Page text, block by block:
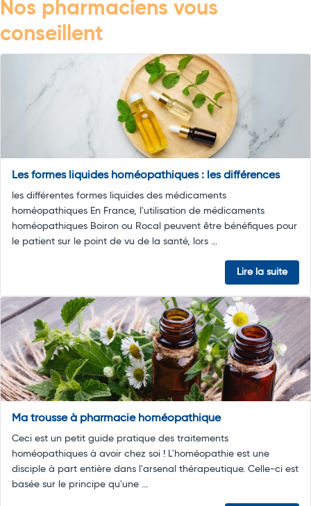
Nos pharmaciens vous
conseillent
Les formes liquides homéopathiques : les différences
les différentes formes liquides des médicaments
homéopathiques En France, l'utilisation de médicaments
homéopathiques Boiron ou Rocal peuvent être bénéfiques pour
le patient sur le point de vu de la santé, lors ...
Lire la suite
Ma trousse à pharmacie homéopathique
Ceci est un petit guide pratique des traitements
homéopathiques à avoir chez soi ! L'homéopathie est une
disciple à part entière dans l'arsenal thérapeutique. Celle-ci est
basée sur le principe qu'une ...